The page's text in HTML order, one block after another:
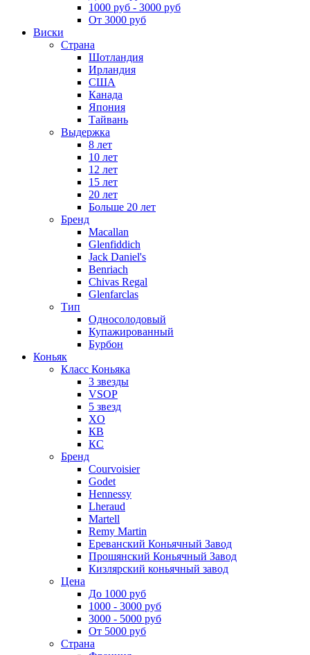
1000 руб - 3000 руб
От 3000 руб
Виски
Страна
Шотландия
Ирландия
США
Канада
Япония
Тайвань
Выдержка
8 лет
10 лет
12 лет
15 лет
20 лет
Больше 20 лет
Бренд
Macallan
Glenfiddich
Jack Daniel's
Benriach
Chivas Regal
Glenfarclas
Тип
Односолодовый
Купажированный
Бурбон
Коньяк
Класс Коньяка
3 звезды
VSOP
5 звезд
XO
КВ
КС
Бренд
Courvoisier
Godet
Hennessy
Lheraud
Martell
Remy Martin
Ереванский Коньячный Завод
Прошянский Коньячный Завод
Кизлярский коньячный завод
Цена
До 1000 руб
1000 - 3000 руб
3000 - 5000 руб
От 5000 руб
Страна